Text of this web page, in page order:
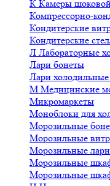
К Камеры
Компрессорно-
Кондитерские
Кондитерские
Л Лабораторные
Лари бонеты
Лари
М Медицинские
Микромаркеты
Моноблоки для
Морозильные
Морозильные
Морозильные лари
Морозильные
Морозильные